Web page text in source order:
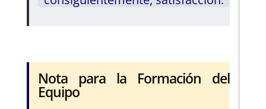
Nota para la Formación del
Equipo